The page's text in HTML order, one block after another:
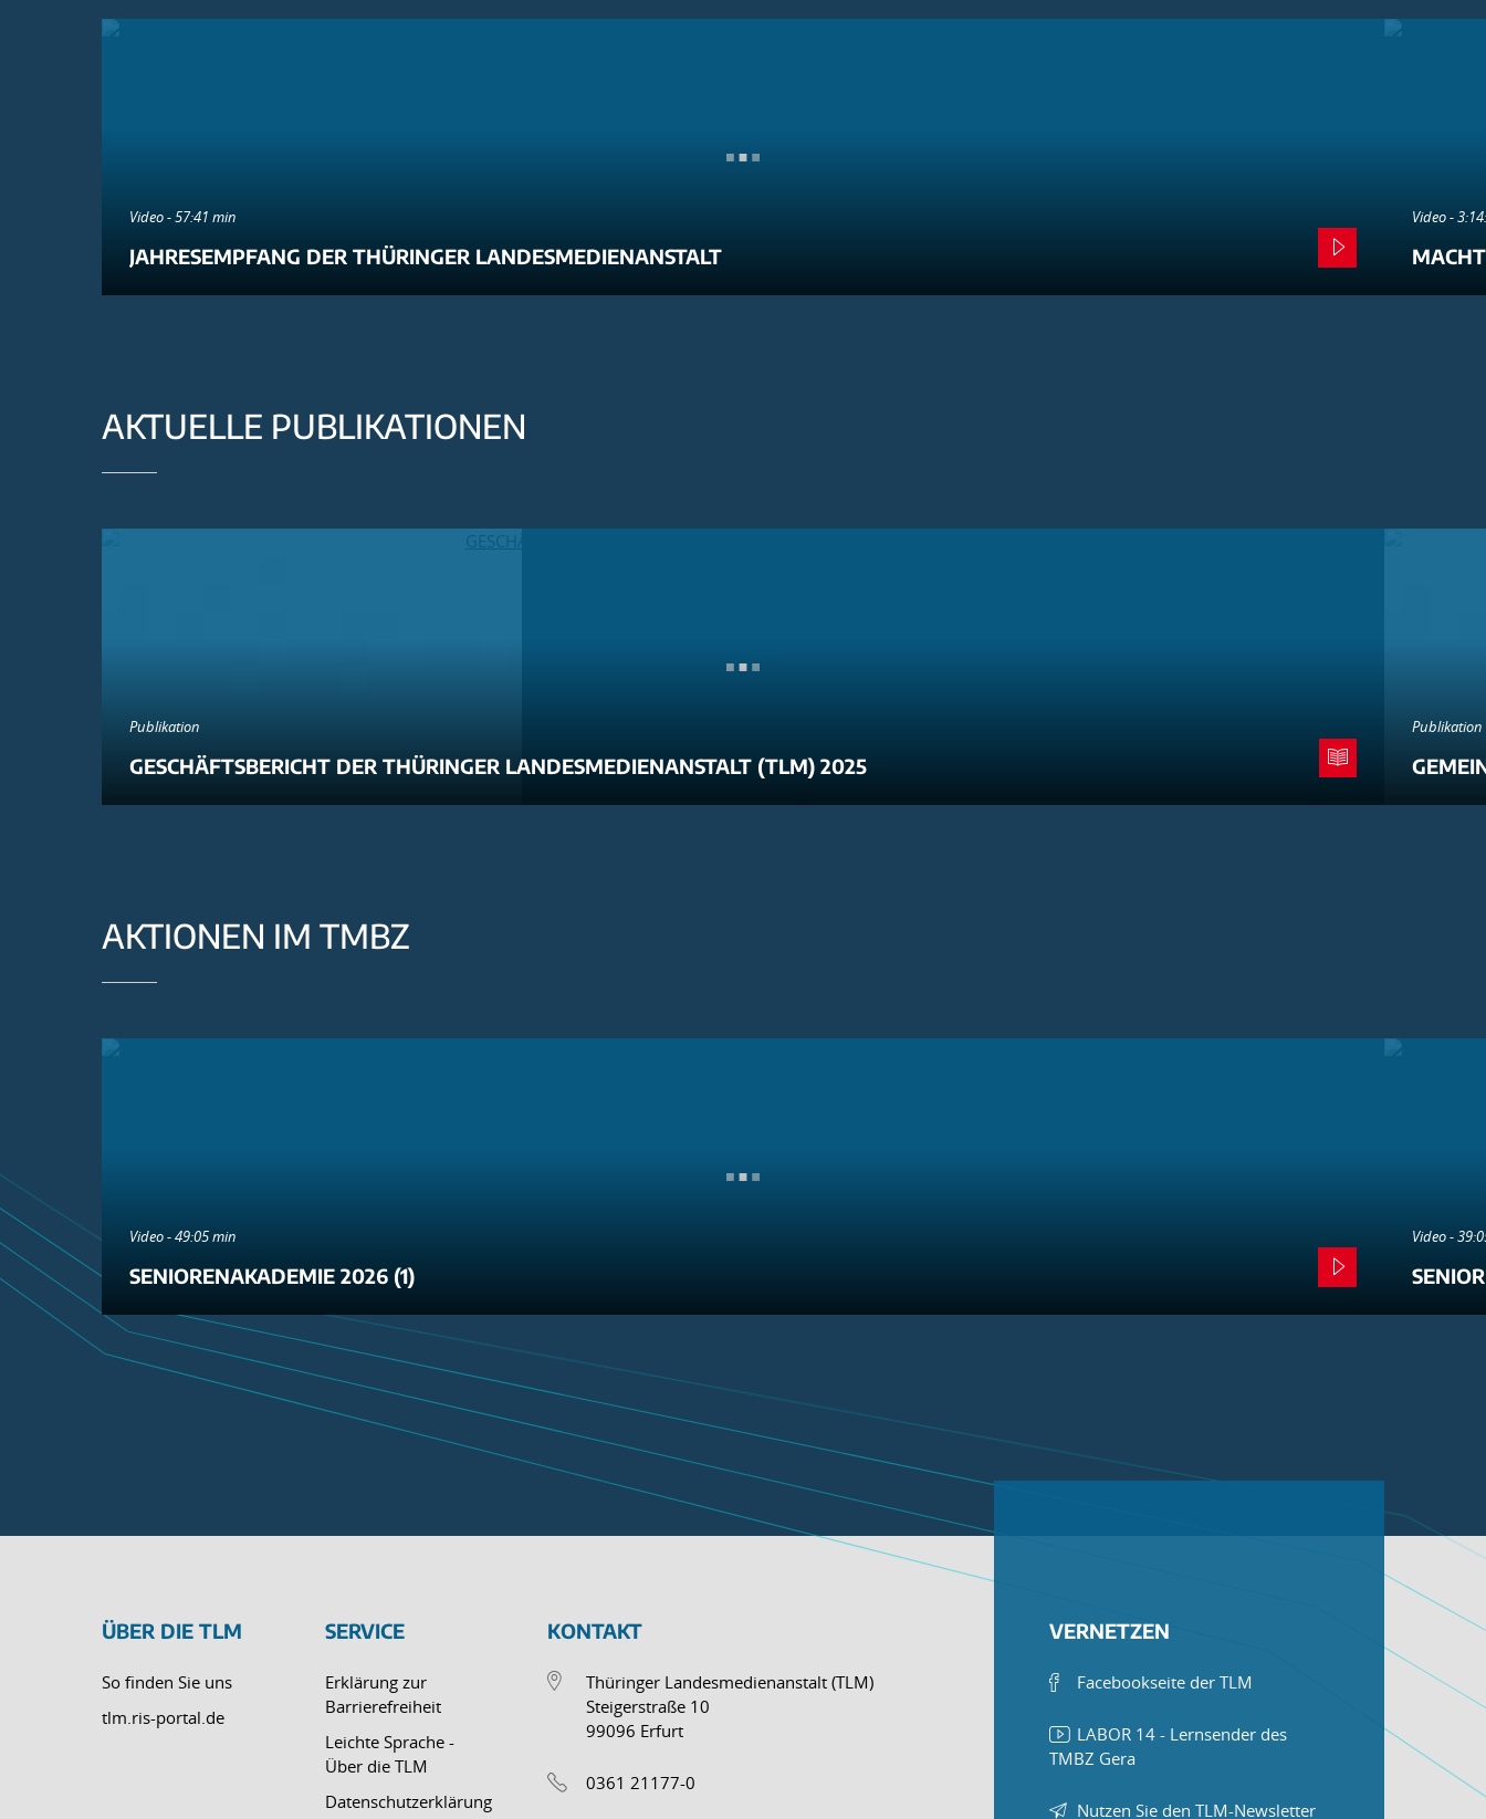
Video - 57:41 min
JAHRESEMPFANG DER THÜRINGER LANDESMEDIENANSTALT
Video -
AKTUELLE PUBLIKATIONEN
Publikation
GESCHÄFTSBERICHT DER THÜRINGER LANDESMEDIENANSTALT (TLM) 2025
Publikation
AKTIONEN IM TMBZ
Video - 49:05 min
SENIORENAKADEMIE 2026 (1)
Video -
ÜBER DIE TLM
So finden Sie uns
tlm.ris-portal.de
SERVICE
Erklärung zur
Barrierefreiheit
Leichte Sprache -
Über die TLM
Datenschutzerklärung
KONTAKT
Thüringer Landesmedienanstalt (TLM)
Steigerstraße 10
99096 Erfurt
0361 21177-0
VERNETZEN
Facebookseite der TLM
LABOR 14 - Lernsender des
TMBZ Gera
Nutzen Sie den TLM-Newsletter